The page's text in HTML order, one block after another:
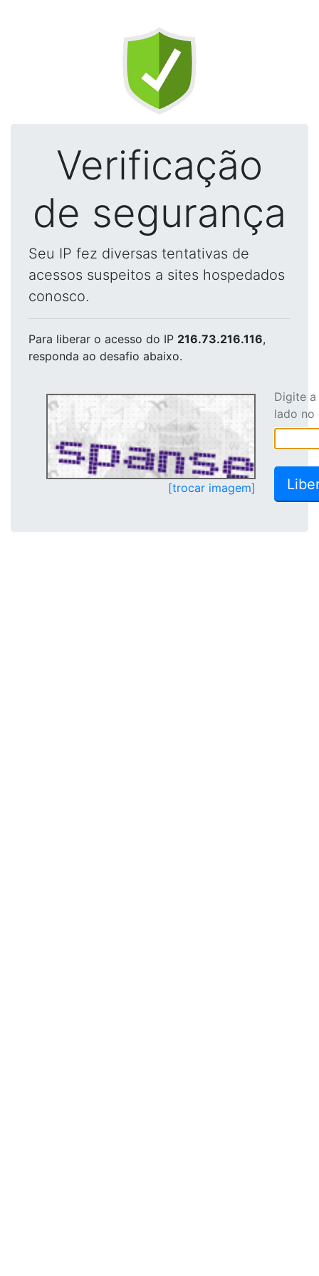
Verificação
de segurança
Seu IP fez diversas tentativas de
acessos suspeitos a sites hospedados
conosco.
Para liberar o acesso do IP 216.73.216.116,
responda ao desafio abaixo.
[trocar imagem]
Digite
lado no